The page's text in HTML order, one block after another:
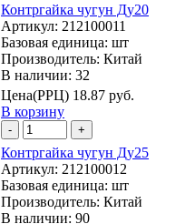
Контргайка чугун Ду20
Артикул: 212100011
Базовая единица: шт
Производитель: Китай
В наличии: 32
Цена(РРЦ) 18.87 руб.
В корзину
- +
Контргайка чугун Ду25
Артикул: 212100012
Базовая единица: шт
Производитель: Китай
В наличии: 90